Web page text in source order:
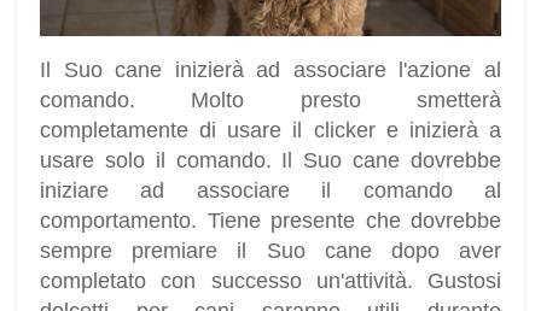
Il Suo cane inizierà ad associare l'azione al
comando. Molto presto smetterà
completamente di usare il clicker e inizierà a
usare solo il comando. Il Suo cane dovrebbe
iniziare ad associare il comando al
comportamento. Tiene presente che dovrebbe
sempre premiare il Suo cane dopo aver
completato con successo un'attività. Gustosi